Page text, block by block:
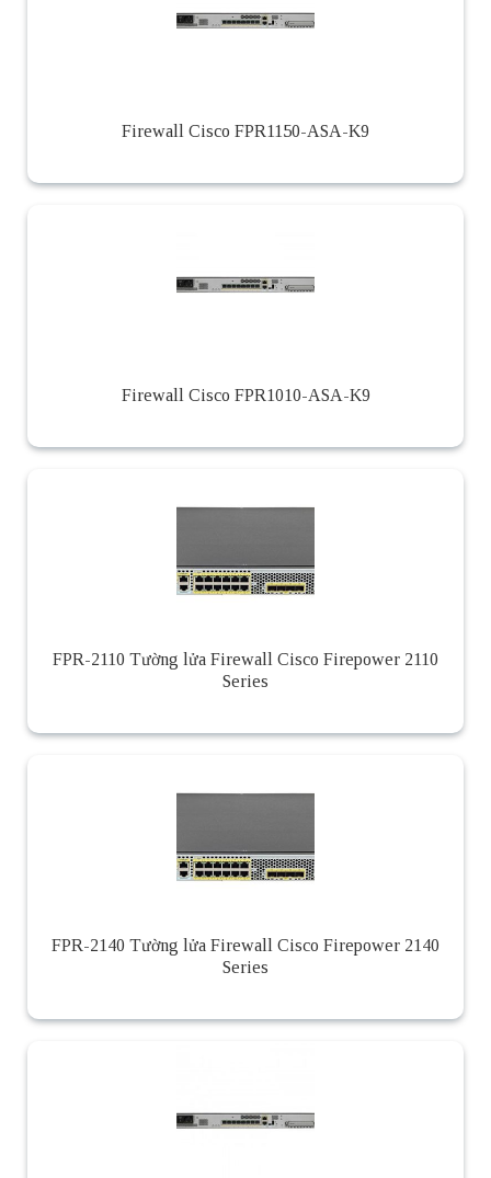
Firewall Cisco FPR1150-ASA-K9
Firewall Cisco FPR1010-ASA-K9
FPR-2110 Tường lửa Firewall Cisco Firepower 2110
Series
FPR-2140 Tường lửa Firewall Cisco Firepower 2140
Series